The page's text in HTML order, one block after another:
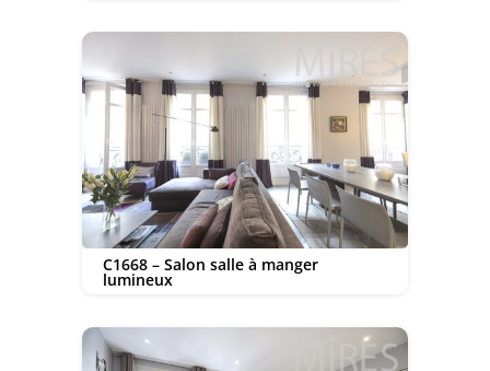
C1668 – Salon salle à manger
lumineux